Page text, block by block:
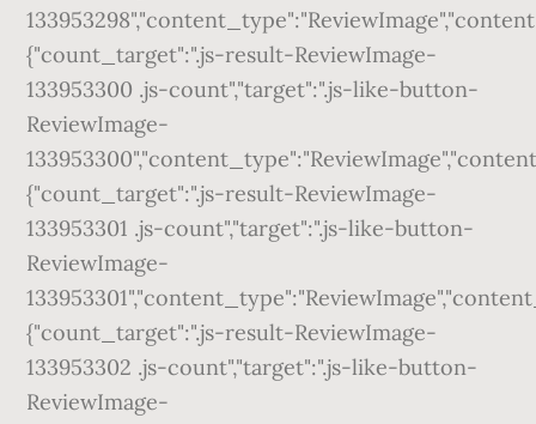
{"count_target":".js-result-ReviewImage-
133953300 .js-count","target":".js-like-button-
ReviewImage-
{"count_target":".js-result-ReviewImage-
133953301 .js-count","target":".js-like-button-
ReviewImage-
{"count_target":".js-result-ReviewImage-
133953302 .js-count","target":".js-like-button-
ReviewImage-